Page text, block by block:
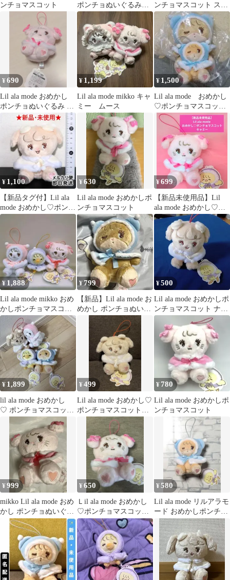
ンチョマスコット
ポンチョぬいぐるみ
パフ リルアラモード
ンチョマスコット スフ
レ
¥690
Lil ala mode おめかし
ポンチョぬいぐるみ キ
ャミー mikko
¥ 1,199
Lil ala mode mikko キャ
ミー ムース
¥ 1,500
Lil ala mode おめかし
♡ポンチョマスコッ
ト ぬいぐるみ ラテ
セット
¥ 1,100
【新品タグ付】Lil ala
mode おめかし♡ポンチ
ョマスコット ナッツ
¥630
Lil ala mode おめかしポ
ンチョマスコット
¥699
【新品未使用品】Lil
ala mode おめかし♡ポ
ンチョマスコット キャ
ミー
¥ 1,888
Lil ala mode mikko おめ
かしポンチョマスコッ
ト 3種
¥799
【新品】Lil ala mode お
めかし ポンチョぬいぐ
るみ ラテ
¥500
Lil ala mode おめかしポ
ンチョマスコット ナッ
ツ
¥ 1,899
lil ala mode おめかし
♡ ポンチョマスコッ
ト 4種セット
¥499
Lil ala mode おめかし♡
ポンチョマスコット
【ナッツ】
¥ 780
Lil ala mode おめかしポ
ンチョマスコット
¥999
mikko Lil ala mode おめ
かし ポンチョぬいぐる
み キャミー
¥650
Ｌil ala mode おめかし
♡ポンチョマスコッ
ト キャミー
¥580
Lil ala mode リルアラモ
ード おめかしポンチョ
マスコット ラテ